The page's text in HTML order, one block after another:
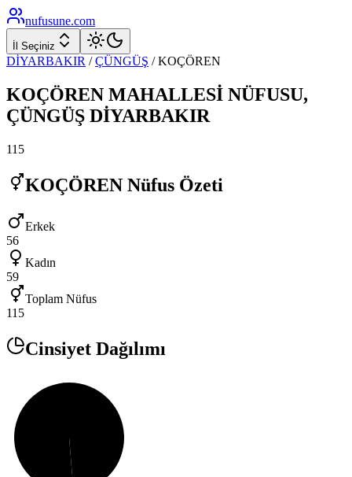
nufusune.com
İl Seçiniz
DİYARBAKIR / ÇÜNGÜŞ /KOÇÖREN
KOÇÖREN MAHALLESİ NÜFUSU,
ÇÜNGÜŞ DİYARBAKIR
115
KOÇÖREN Nüfus Özeti
Erkek
56
Kadın
59
Toplam Nüfus
115
Cinsiyet Dağılımı